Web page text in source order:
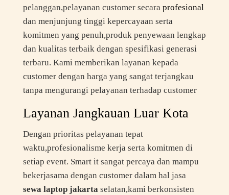
pelanggan,pelayanan customer secara profesional
dan menjunjung tinggi kepercayaan serta
komitmen yang penuh,produk penyewaan lengkap
dan kualitas terbaik dengan spesifikasi generasi
terbaru. Kami memberikan layanan kepada
customer dengan harga yang sangat terjangkau
tanpa mengurangi pelayanan terhadap customer
Layanan Jangkauan Luar Kota
Dengan prioritas pelayanan tepat
waktu,profesionalisme kerja serta komitmen di
setiap event. Smart it sangat percaya dan mampu
bekerjasama dengan customer dalam hal jasa
sewa laptop jakarta selatan,kami berkonsisten